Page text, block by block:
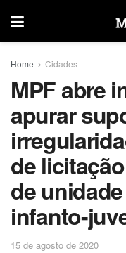
Home Cidades
MPF abre
apurar
de
de
infanto-
15 de agosto de 2020